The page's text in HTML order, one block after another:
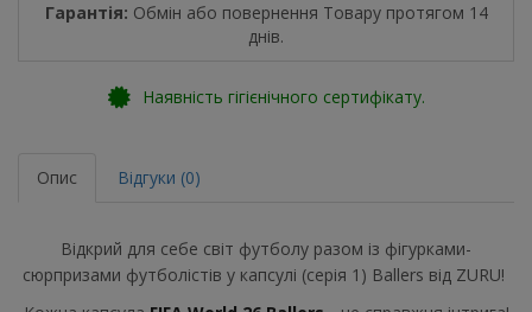
Гарантія: Обмін або повернення Товару протягом 14
днів.
Наявність гігієнічного сертифікату.
Опис Відгуки (0)
Відкрий для себе світ футболу разом із фігурками-
сюрпризами футболістів у капсулі (серія 1) Ballers від ZURU!